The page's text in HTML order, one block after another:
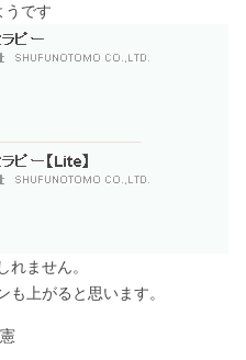
です
れません。
も上がると思います。